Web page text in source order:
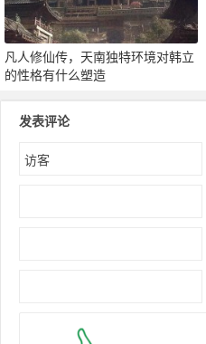
凡人修仙传，天南独特环境对韩立
的性格有什么塑造
发表评论